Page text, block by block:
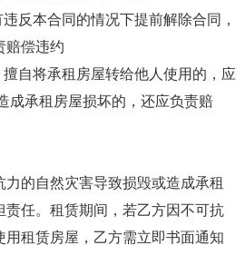
反本合同的情况下提前解除合同，
赔偿违约
自将承租房屋转给他人使用的，应
成承租房屋损坏的，还应负责赔
力的自然灾害导致损毁或造成承租
责任。租赁期间，若乙方因不可抗
用租赁房屋，乙方需立即书面通知